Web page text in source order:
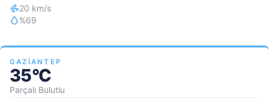
20 km/s
%69
GAZIANTEP
35°C
Parçalı Bulutlu